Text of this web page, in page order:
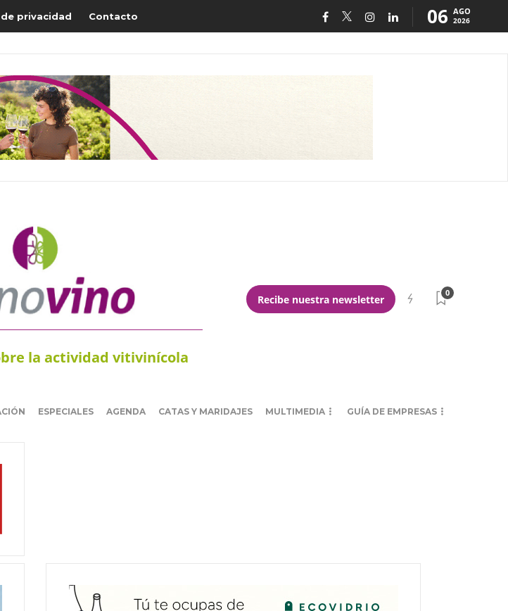
privacidad Contacto 06 AGO
2026
la actividad vitivinícola
Recibe nuestra newsletter
0
ESPECIALES AGENDA CATAS Y MARIDAJES MULTIMEDIA GUÍA DE EMPRESAS